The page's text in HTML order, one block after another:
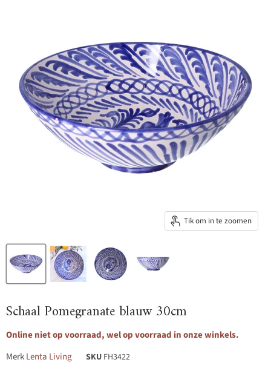
Tik om in te zoomen
Schaal Pomegranate blauw 30cm
Online niet op voorraad, wel op voorraad in onze winkels.
MerkLenta Living SKU FH3422